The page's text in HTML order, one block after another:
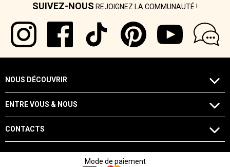
SUIVEZ-NOUS REJOIGNEZ LA COMMUNAUTÉ !
NOUS DÉCOUVRIR
ENTRE VOUS & NOUS
CONTACTS
Mode de paiement